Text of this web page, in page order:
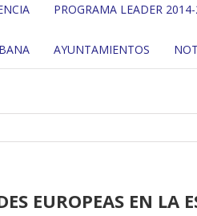
PROGRAMA LEADER
AYUNTAMIENTOS
EUROPEAS EN LA